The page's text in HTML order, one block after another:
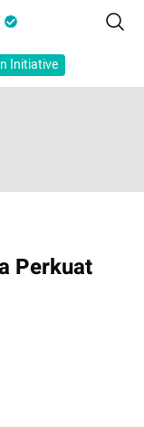
Initiative
Perkuat